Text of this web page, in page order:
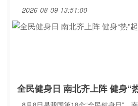
2026-08-09 13:51:00
全民健身日 南北齐上阵 健身“